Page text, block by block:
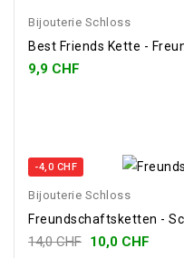
Bijouterie Schloss
Best Friends Kette -
9,9 CHF
-4,0 CHF
Bijouterie Schloss
Freundschaftsketten -
14,0 CHF 10,0 CHF